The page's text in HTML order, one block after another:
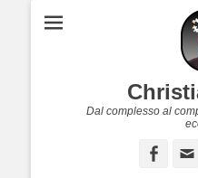
Dal complesso al